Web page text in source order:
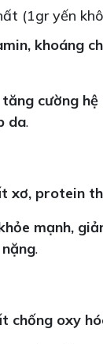
(1gr yến
khoáng
cường
da.
xơ, protein
mạnh,
.
chống oxy